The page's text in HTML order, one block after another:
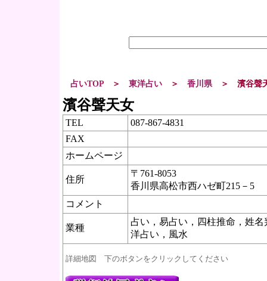
占いTOP ＞ 東洋占い ＞ 香川県 ＞ 濱谷聲
濱谷聲天女
TEL
087-867-4831
FAX
ホームページ
住所
〒 761-8053
香川県高松市西ハゼ町215－5
コメント
業種
占い，易占い，四柱推命，姓
洋占い，風水
詳細地図 下のボタンをクリックしてください